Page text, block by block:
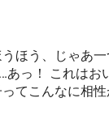
うほう、じゃあ
あっ！ これはお
てこんなに相性